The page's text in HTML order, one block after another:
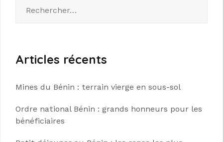
Articles récents
Mines du Bénin : terrain vierge en sous-sol
Ordre national Bénin : grands honneurs pour les
bénéficiaires